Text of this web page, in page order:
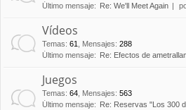
Último mensaje:
Re: We'll Meet Again
Vídeos
Temas: 61 Mensajes: 288
Último mensaje:
Re: Efectos de
Juegos
Temas: 64 Mensajes: 563
Último mensaje:
Re: Reservas "Los 300